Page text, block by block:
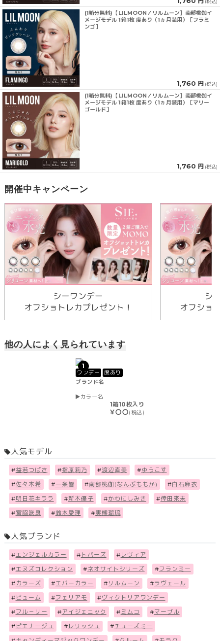
(税込)
(1箱分無料)【LILMOON／リルムーン】南部桃伽イ
メージモデル 1箱1枚 度あり（1ヵ月装用）［フラミ
ンゴ］
1,760 円 (税込)
(1箱分無料)【LILMOON／リルムーン】南部桃伽イ
メージモデル 1箱1枚 度あり（1ヵ月装用）［マリー
ゴールド］
1,760 円 (税込)
開催中キャンペーン
シーワンデー
オフショトレカプレゼント！
シ
オフショ
他の人によく見られています
1
ワンデー
度あり
ブランド名
カラー名
1箱10枚入り
￥〇〇(税込)
人気モデル
#益若つばさ #指原莉乃 #渡辺直美 #ゆうこす
#佐々木希 #一条響 #南部桃伽(なんぶももか) #白石麻衣
#明日花キララ #新木優子 #かわにしみき #倖田來未
#宮脇咲良 #鈴木愛理 #実熊瑠琉
人気ブランド
#エンジェルカラー # トパーズ # レヴィア
#エヌズコレクション #ネオサイトシリーズ #フランミー
# カラーズ #エバーカラー # リルムーン #ラヴェール
# ビューム #フェリアモ #ヴィクトリアワンデー
#フル－リー #アイジェニック #ミムコ #マーブル
# ピエナージュ # レリッシュ #チューズミー